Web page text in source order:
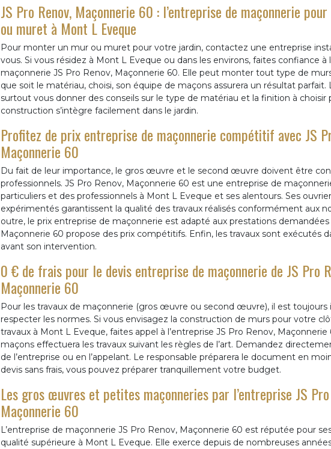
JS Pro Renov, Maçonnerie 60 : l’entreprise de maçonnerie
ou muret à Mont L Eveque
Pour monter un mur ou muret pour votre jardin, contactez une entreprise
vous. Si vous résidez à Mont L Eveque ou dans les environs, faites confiance à
maçonnerie JS Pro Renov, Maçonnerie 60. Elle peut monter tout type de
que soit le matériau, choisi, son équipe de maçons assurera un résultat parfait.
surtout vous donner des conseils sur le type de matériau et la finition à choisir
construction s’intègre facilement dans le jardin.
Profitez de prix entreprise de maçonnerie compétitif avec JS
Maçonnerie 60
Du fait de leur importance, le gros œuvre et le second œuvre doivent être
professionnels. JS Pro Renov, Maçonnerie 60 est une entreprise de
particuliers et des professionnels à Mont L Eveque et ses alentours. Ses
expérimentés garantissent la qualité des travaux réalisés conformément aux
outre, le prix entreprise de maçonnerie est adapté aux prestations
Maçonnerie 60 propose des prix compétitifs. Enfin, les travaux sont exécutés
avant son intervention.
0 € de frais pour le devis entreprise de maçonnerie de JS Pro
Maçonnerie 60
Pour les travaux de maçonnerie (gros œuvre ou second œuvre), il est
respecter les normes. Si vous envisagez la construction de murs pour votre
travaux à Mont L Eveque, faites appel à l’entreprise JS Pro Renov, Maçonnerie
maçons effectuera les travaux suivant les règles de l’art. Demandez
de l’entreprise ou en l’appelant. Le responsable préparera le document en
devis sans frais, vous pouvez préparer tranquillement votre budget.
Les gros œuvres et petites maçonneries par l’entreprise JS Pro
Maçonnerie 60
L’entreprise de maçonnerie JS Pro Renov, Maçonnerie 60 est réputée pour
qualité supérieure à Mont L Eveque. Elle exerce depuis de nombreuses